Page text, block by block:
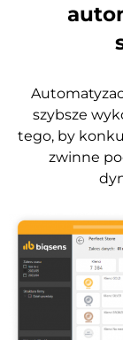
szybsze
tego, by
zwinne